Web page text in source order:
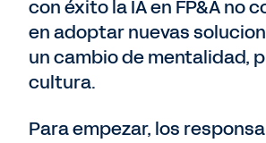
con éxito la IA en FP&A no
en adoptar nuevas
un cambio de mentalidad,
cultura.
Para empezar, los